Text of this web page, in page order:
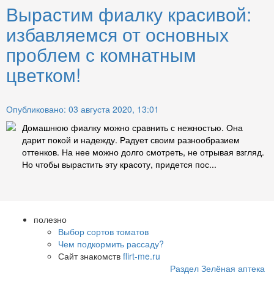
Вырастим фиалку красивой:
избавляемся от основных
проблем с комнатным
цветком!
Опубликовано: 03 августа 2020, 13:01
Домашнюю фиалку можно сравнить с нежностью. Она
дарит покой и надежду. Радует своим разнообразием
оттенков. На нее можно долго смотреть, не отрывая взгляд.
Но чтобы вырастить эту красоту, придется пос...
полезно
Выбор сортов томатов
Чем подкормить рассаду?
Сайт знакомств flirt-me.ru
Раздел Зелёная аптека